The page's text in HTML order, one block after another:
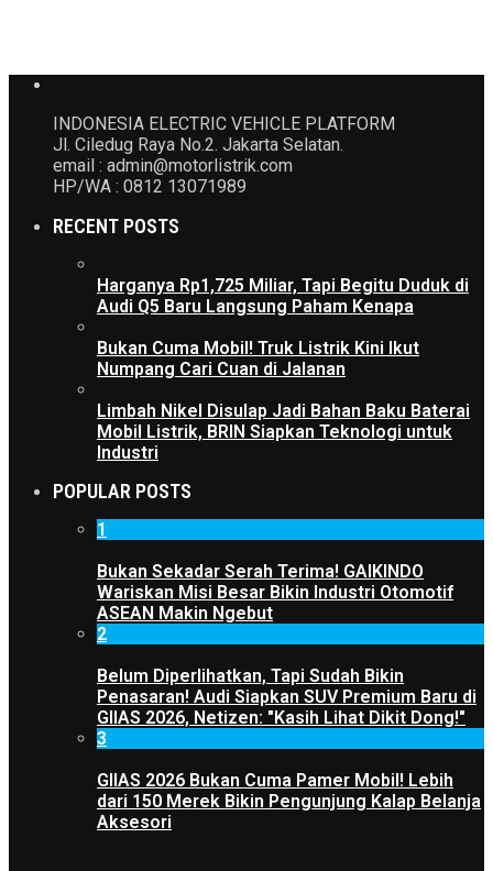
INDONESIA ELECTRIC VEHICLE PLATFORM
Jl. Ciledug Raya No.2. Jakarta Selatan.
email : admin@motorlistrik.com
HP/WA : 0812 13071989
RECENT POSTS
Harganya Rp1,725 Miliar, Tapi Begitu Duduk di
Audi Q5 Baru Langsung Paham Kenapa
Bukan Cuma Mobil! Truk Listrik Kini Ikut
Numpang Cari Cuan di Jalanan
Limbah Nikel Disulap Jadi Bahan Baku Baterai
Mobil Listrik, BRIN Siapkan Teknologi untuk
Industri
POPULAR POSTS
1
Bukan Sekadar Serah Terima! GAIKINDO
Wariskan Misi Besar Bikin Industri Otomotif
ASEAN Makin Ngebut
2
Belum Diperlihatkan, Tapi Sudah Bikin
Penasaran! Audi Siapkan SUV Premium Baru di
GIIAS 2026, Netizen: "Kasih Lihat Dikit Dong!"
3
GIIAS 2026 Bukan Cuma Pamer Mobil! Lebih
dari 150 Merek Bikin Pengunjung Kalap Belanja
Aksesori